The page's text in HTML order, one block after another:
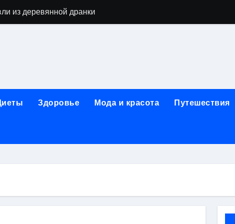
из деревянной дранки
аппаратов для электроэпиляции
направления медицинского центра
Стрешневе
Здоровье Мода и красота Путешествия